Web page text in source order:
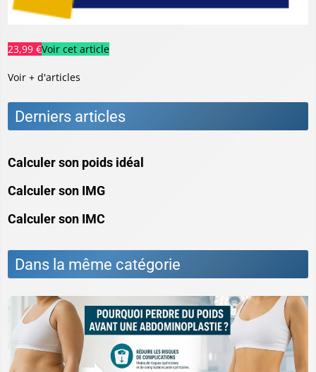
23,99 €Voir cet article
Voir + d'articles
Derniers articles
Calculer son poids idéal
Calculer son IMG
Calculer son IMC
Dans la même catégorie